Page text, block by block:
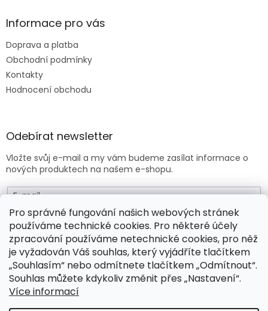
Pro správné fungování našich webových stránek
používáme technické cookies. Pro některé účely
zpracování používáme netechnické cookies, pro něž
je vyžadován Váš souhlas, který vyjádříte tlačítkem
„Souhlasím“ nebo odmítnete tlačítkem „Odmítnout“.
Souhlas můžete kdykoliv změnit přes „Nastavení“.
Více informací
Informace pro vás
Doprava a platba
Obchodní podmínky
Kontakty
Hodnocení obchodu
Odebírat newsletter
Vložte svůj e-mail a my vám budeme zasílat informace o
nových produktech na našem e-shopu.
E-mail
Vložením e-mailu souhlasíte sobchodními podmínkami .
PŘIHLÁSIT SE